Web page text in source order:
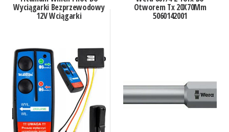
Wyciągarki Bezprzewodowy
12V Wciągarki
Otworem Tx 20X70Mm
5060142001